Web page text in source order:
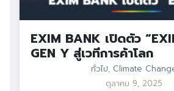
EXIM BANK เปิดตัว
GEN Y สู่เวทีการค้าโลก
ทั่วไป, Climate
ตุลาคม 9, 2025